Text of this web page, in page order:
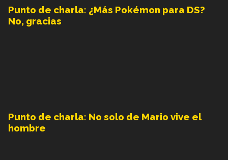
Punto de charla: ¿Más Pokémon para DS?
No, gracias
Punto de charla: No solo de Mario vive el
hombre